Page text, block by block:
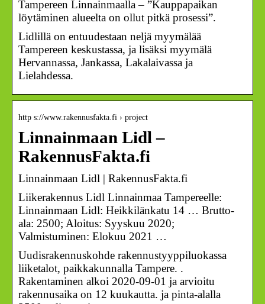
Tampereen Linnainmaalla – ”Kauppapaikan
löytäminen alueelta on ollut pitkä prosessi”.
Lidlillä on entuudestaan neljä myymälää
Tampereen keskustassa, ja lisäksi myymälä
Hervannassa, Jankassa, Lakalaivassa ja
Lielahdessa.
http s://www.rakennusfakta.fi › project
Linnainmaan Lidl –
RakennusFakta.fi
Linnainmaan Lidl | RakennusFakta.fi
Liikerakennus Lidl Linnainmaa Tampereelle:
Linnainmaan Lidl: Heikkilänkatu 14 … Brutto-
ala: 2500; Aloitus: Syyskuu 2020;
Valmistuminen: Elokuu 2021 …
Uudisrakennuskohde rakennustyyppiluokassa
liiketalot, paikkakunnalla Tampere. .
Rakentaminen alkoi 2020-09-01 ja arvioitu
rakennusaika on 12 kuukautta. ja pinta-alalla